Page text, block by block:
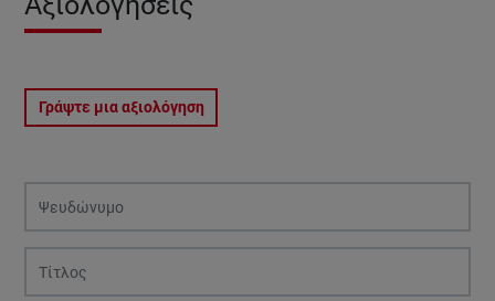
Γράψτε μια αξιολόγηση